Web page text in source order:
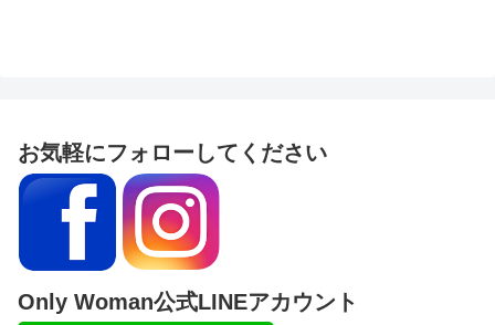
お気軽にフォローしてください
Only Woman公式LINEアカウント